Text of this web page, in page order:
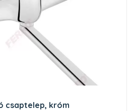
csaptelep, króm